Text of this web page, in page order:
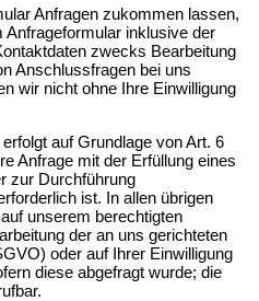
Anfragen zukommen lassen,
Anfrageformular inklusive der
zwecks Bearbeitung
Anschlussfragen bei uns
wir nicht ohne Ihre Einwilligung
auf Grundlage von Art. 6
Anfrage mit der Erfüllung eines
zur Durchführung
ist. In allen übrigen
unserem berechtigten
der an uns gerichteten
oder auf Ihrer Einwilligung
diese abgefragt wurde; die